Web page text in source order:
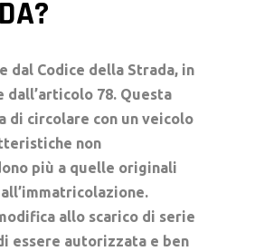
dal Codice della Strada, in
dall’articolo 78. Questa
di circolare con un veicolo
non
più a quelle originali
immatricolazione.
allo scarico di serie
essere autorizzata e ben